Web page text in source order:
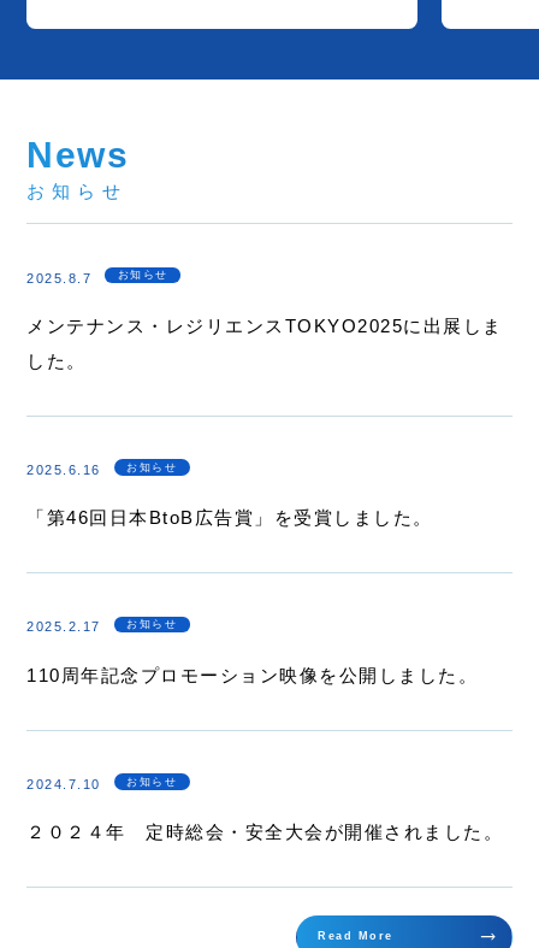
News
お知らせ
2025.8.7 お知らせ
メンテナンス・レジリエンスTOKYO2025に出展しま
した。
2025.6.16 お知らせ
「第46回日本BtoB広告賞」を受賞しました。
2025.2.17 お知らせ
110周年記念プロモーション映像を公開しました。
2024.7.10 お知らせ
２０２４年 定時総会・安全大会が開催されました。
Read More trending_flat